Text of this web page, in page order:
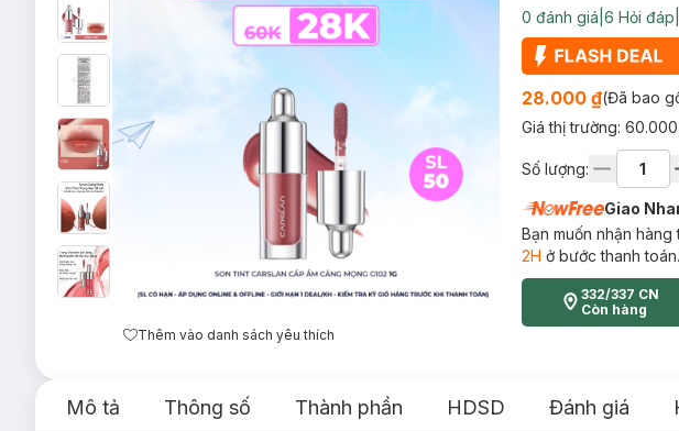
Thêm vào danh sách yêu thích
0 đánh giá 6 Hỏi đáp
28.000 ₫(Đã bao
Giá thị trường:
Số lượng:
Giao
Bạn muốn nhận hàng
2H ở bước thanh toán.
332/337 CN
Còn hàng
Mô tả Thông số Thành phần HDSD Đánh giá